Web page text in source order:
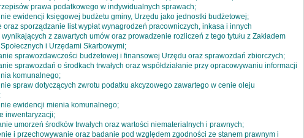
prawa podatkowego w indywidualnych sprawach;
ewidencji księgowej budżetu gminy, Urzędu jako jednostki budżetowej;
oraz sporządzanie list wypłat wynagrodzeń pracowniczych, inkasa i innych
z zawartych umów oraz prowadzenie rozliczeń z tego tytułu z Zakładem
i Urzędami Skarbowymi;
sprawozdawczości budżetowej i finansowej Urzędu oraz sprawozdań zbiorczych;
sprawozdań o środkach trwałych oraz współdziałanie przy opracowywaniu informacji
komunalnego;
spraw dotyczących zwrotu podatku akcyzowego zawartego w cenie oleju
ewidencji mienia komunalnego;
inwentaryzacji;
umorzeń środków trwałych oraz wartości niematerialnych i prawnych;
i przechowywanie oraz badanie pod względem zgodności ze stanem prawnym i